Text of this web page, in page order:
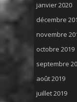
janvier 2020
décembre
novembre
octobre 2019
septembre
août 2019
juillet 2019